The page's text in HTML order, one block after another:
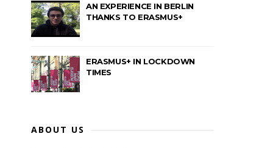
AN EXPERIENCE IN BERLIN
THANKS TO ERASMUS+
ERASMUS+ IN LOCKDOWN
TIMES
ABOUT US